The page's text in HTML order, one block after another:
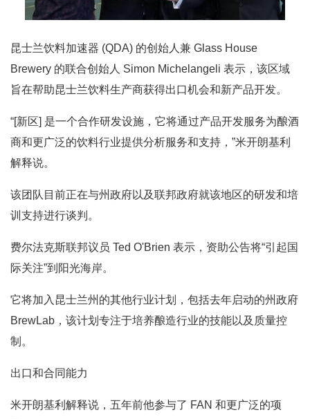
昆士兰饮料加速器 (QDA) 的创始人兼 Glass House
Brewery 的联合创始人 Simon Michelangeli 表示，该区域
旨在帮助昆士兰饮料生产商获得出口机会和新产品开发。
“[新区] 是一个合作研发设施，它将通过产品开发服务为酿酒
商和更广泛的饮料行业提供分析服务和支持，”米开朗基利
解释说。
该团队目前正在与州政府以及联邦政府就该地区的研发和培
训支持进行谈判。
费尔法克斯联邦议员 Ted O'Brien 表示，资助公告将“引起国
际关注”到阳光海岸。
它将加入昆士兰州的其他行业计划，包括去年启动的州政府
BrewLab，该计划专注于培养酿造行业的技能以及质量控
制。
出口和合同能力
米开朗基利解释说，五年前他参与了 FAN 和更广泛的项